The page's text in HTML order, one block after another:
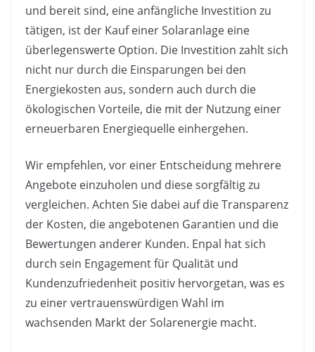
und bereit sind, eine anfängliche Investition zu
tätigen, ist der Kauf einer Solaranlage eine
überlegenswerte Option. Die Investition zahlt sich
nicht nur durch die Einsparungen bei den
Energiekosten aus, sondern auch durch die
ökologischen Vorteile, die mit der Nutzung einer
erneuerbaren Energiequelle einhergehen.
Wir empfehlen, vor einer Entscheidung mehrere
Angebote einzuholen und diese sorgfältig zu
vergleichen. Achten Sie dabei auf die Transparenz
der Kosten, die angebotenen Garantien und die
Bewertungen anderer Kunden. Enpal hat sich
durch sein Engagement für Qualität und
Kundenzufriedenheit positiv hervorgetan, was es
zu einer vertrauenswürdigen Wahl im
wachsenden Markt der Solarenergie macht.